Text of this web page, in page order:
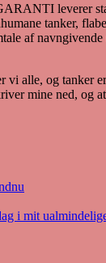
leverer
tanker,
af
alle, og tanker
mine ned,
i mit